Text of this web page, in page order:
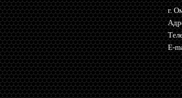
г.
E-